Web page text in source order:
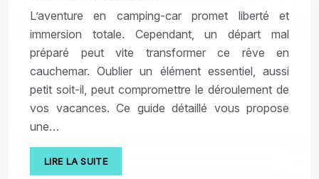
L’aventure en camping-car promet liberté et
immersion totale. Cependant, un départ mal
préparé peut vite transformer ce rêve en
cauchemar. Oublier un élément essentiel, aussi
petit soit-il, peut compromettre le déroulement de
vos vacances. Ce guide détaillé vous propose
une…
LIRE LA SUITE